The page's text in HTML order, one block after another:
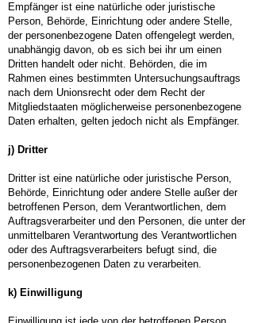
Empfänger ist eine natürliche oder juristische
Person, Behörde, Einrichtung oder andere Stelle,
der personenbezogene Daten offengelegt werden,
unabhängig davon, ob es sich bei ihr um einen
Dritten handelt oder nicht. Behörden, die im
Rahmen eines bestimmten Untersuchungsauftrags
nach dem Unionsrecht oder dem Recht der
Mitgliedstaaten möglicherweise personenbezogene
Daten erhalten, gelten jedoch nicht als Empfänger.
j) Dritter
Dritter ist eine natürliche oder juristische Person,
Behörde, Einrichtung oder andere Stelle außer der
betroffenen Person, dem Verantwortlichen, dem
Auftragsverarbeiter und den Personen, die unter der
unmittelbaren Verantwortung des Verantwortlichen
oder des Auftragsverarbeiters befugt sind, die
personenbezogenen Daten zu verarbeiten.
k) Einwilligung